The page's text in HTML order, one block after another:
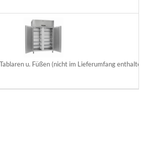
u. Füßen (nicht im Lieferumfang enthalten)